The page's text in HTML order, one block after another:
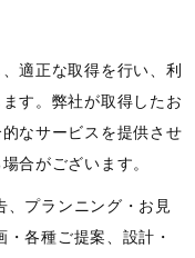
適正な取得を行い、利
す。弊社が取得したお
なサービスを提供させ
合がございます。
、プランニング・お見
各種ご提案、設計・